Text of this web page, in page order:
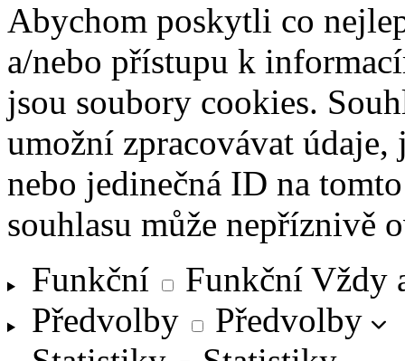
Abychom poskytli co
a/nebo přístupu k
jsou soubory cookies.
umožní zpracovávat
nebo jedinečná ID na
souhlasu může nepříznivě
Funkční
Funkční Vždy
Předvolby
Předvolby